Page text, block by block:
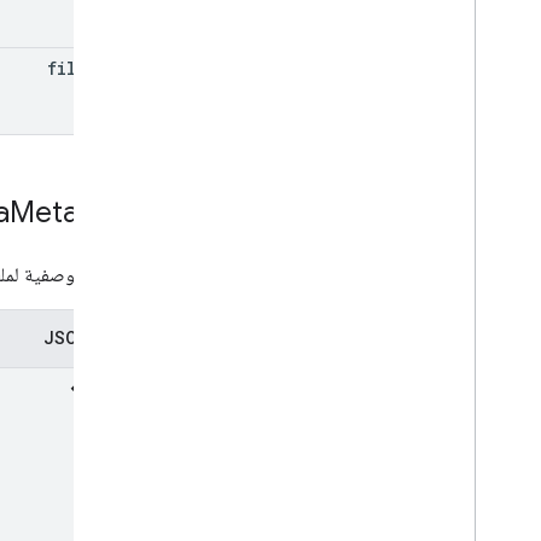
filename
Metadata
البيانات الوصفية